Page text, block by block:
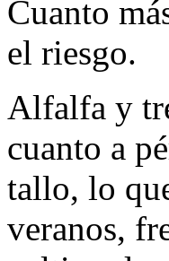
Cuanto
el riesgo.
Alfalfa y
cuanto a
tallo, lo
veranos,